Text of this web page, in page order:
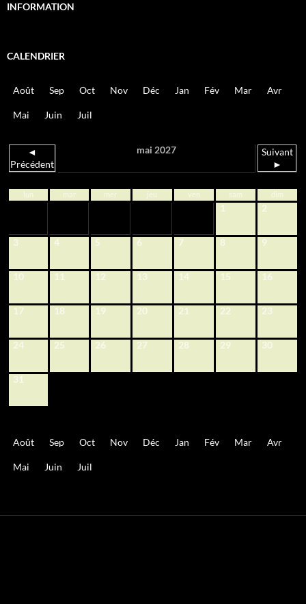
INFORMATION
CALENDRIER
Août Sep Oct Nov Déc Jan Fév Mar Avr
Mai Juin Juil
◄
Précédent
mai 2027
Suivant
►
lun mar mer jeu ven sam dim
1 2
3 4 5 6 7 8 9
10 11 12 13 14 15 16
17 18 19 20 21 22 23
24 25 26 27 28 29 30
31
Août Sep Oct Nov Déc Jan Fév Mar Avr
Mai Juin Juil